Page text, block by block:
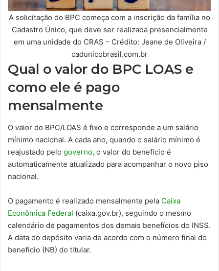
A solicitação do BPC começa com a inscrição da família no
Cadastro Único, que deve ser realizada presencialmente
em uma unidade do CRAS – Crédito: Jeane de Oliveira /
cadunicobrasil.com.br
Qual o valor do BPC LOAS e
como ele é pago
mensalmente
O valor do BPC/LOAS é fixo e corresponde a um salário
mínimo nacional. A cada ano, quando o salário mínimo é
reajustado pelo governo, o valor do benefício é
automaticamente atualizado para acompanhar o novo piso
nacional.
O pagamento é realizado mensalmente pela Caixa
Econômica Federal (caixa.gov.br), seguindo o mesmo
calendário de pagamentos dos demais benefícios do INSS.
A data do depósito varia de acordo com o número final do
benefício (NB) do titular.